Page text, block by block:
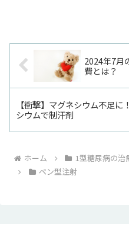
2024年7月
費とは？
【衝撃】マグネシウム不足に
シウムで制汗剤
ホーム 1型糖尿病の治
ペン型注射